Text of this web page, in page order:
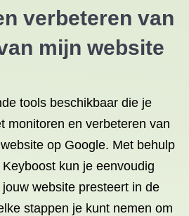
verbeteren van
mijn website
tools beschikbaar die je
monitoren en verbeteren van
op Google. Met behulp
kun je eenvoudig
website presteert in de
stappen je kunt nemen om